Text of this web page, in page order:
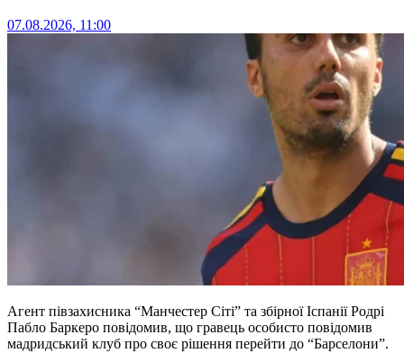
07.08.2026, 11:00
Агент півзахисника “Манчестер Сіті” та збірної Іспанії Родрі
Пабло Баркеро повідомив, що гравець особисто повідомив
мадридський клуб про своє рішення перейти до “Барселони”.